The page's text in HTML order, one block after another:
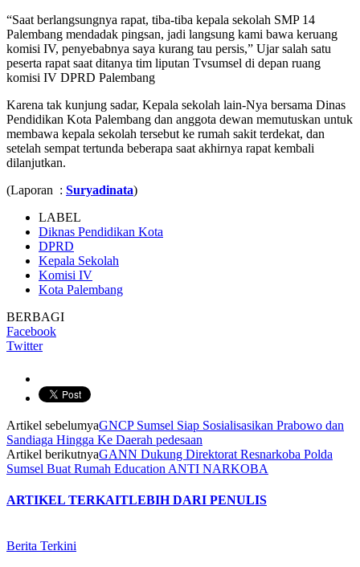
“Saat berlangsungnya rapat, tiba-tiba kepala sekolah SMP 14
Palembang mendadak pingsan, jadi langsung kami bawa keruang
komisi IV, penyebabnya saya kurang tau persis,” Ujar salah satu
peserta rapat saat ditanya tim liputan Tvsumsel di depan ruang
komisi IV DPRD Palembang
Karena tak kunjung sadar, Kepala sekolah lain-Nya bersama Dinas
Pendidikan Kota Palembang dan anggota dewan memutuskan untuk
membawa kepala sekolah tersebut ke rumah sakit terdekat, dan
setelah sempat tertunda beberapa saat akhirnya rapat kembali
dilanjutkan.
(Laporan : Suryadinata)
LABEL
Diknas Pendidikan Kota
DPRD
Kepala Sekolah
Komisi IV
Kota Palembang
BERBAGI
Facebook
Twitter
Artikel sebelumyaGNCP Sumsel Siap Sosialisasikan Prabowo dan
Sandiaga Hingga Ke Daerah pedesaan
Artikel berikutnyaGANN Dukung Direktorat Resnarkoba Polda
Sumsel Buat Rumah Education ANTI NARKOBA
ARTIKEL TERKAITLEBIH DARI PENULIS
Berita Terkini